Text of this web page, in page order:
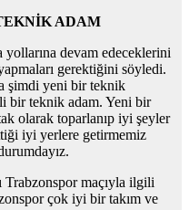
ADAM
devam edeceklerini
gerektiğini söyledi.
şimdi yeni bir teknik
bir teknik adam. Yeni bir
olarak toparlanıp iyi şeyler
iyi yerlere getirmemiz
maçıyla ilgili
çok iyi bir takım ve